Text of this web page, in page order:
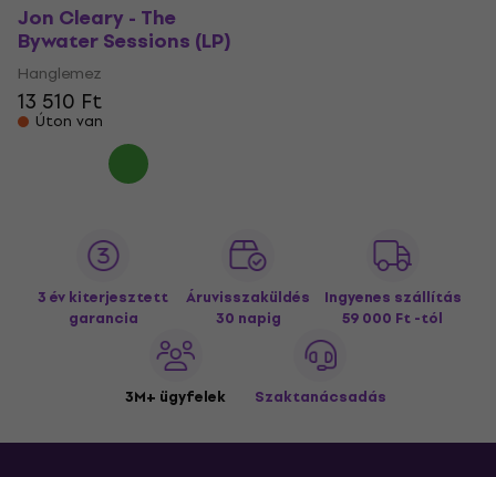
Jon Cleary - The
Bywater Sessions (LP)
Hanglemez
13 510 Ft
Úton van
3 év kiterjesztett
garancia
Áruvisszaküldés
30 napig
Ingyenes szállítás
59 000 Ft -tól
3M+ ügyfelek Szaktanácsadás